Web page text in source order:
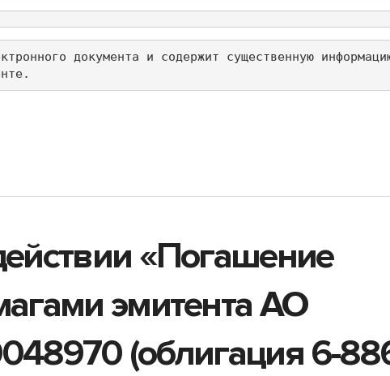
документа и содержит существенную
«Погашение
эмитента АО
(облигация 6-